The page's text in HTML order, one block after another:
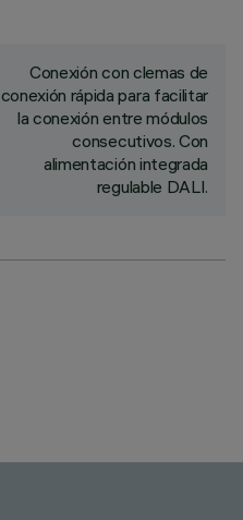
Conexión con clemas de
conexión rápida para facilitar
la conexión entre módulos
consecutivos. Con
alimentación integrada
regulable DALI.